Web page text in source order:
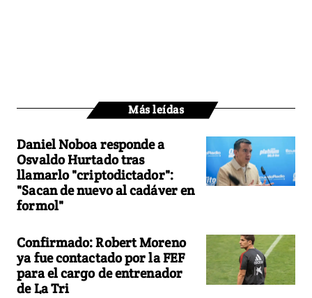
Más leídas
Daniel Noboa responde a
Osvaldo Hurtado tras
llamarlo "criptodictador":
"Sacan de nuevo al cadáver en
formol"
Confirmado: Robert Moreno
ya fue contactado por la FEF
para el cargo de entrenador
de La Tri